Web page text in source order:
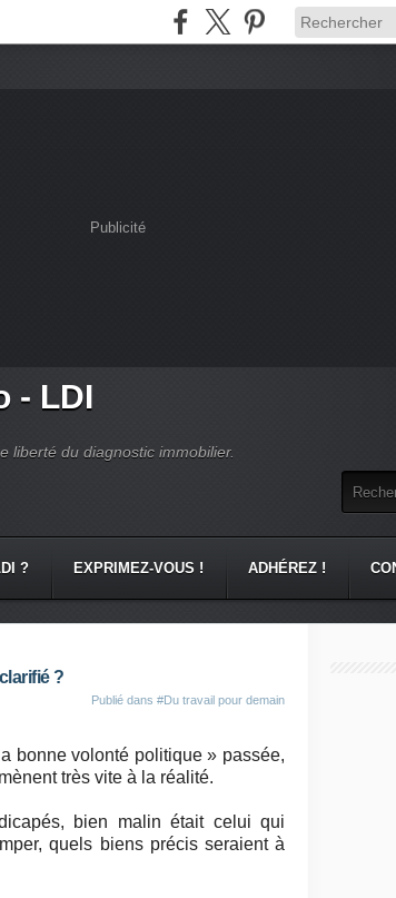
Publicité
- LDI
liberté du diagnostic immobilier.
? EXPRIMEZ-VOUS ! ADHÉREZ !
?
Publié dans #Du travail pour demain
bonne volonté politique » passée,
très vite à la réalité.
bien malin était celui qui
quels biens précis seraient à